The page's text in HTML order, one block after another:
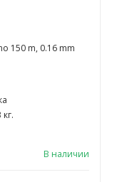
150 m, 0.16 mm
кг.
В наличии